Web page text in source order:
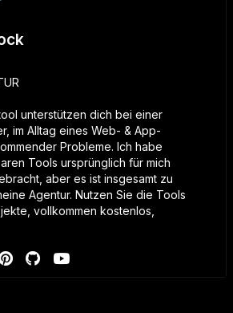
unterstützen dich bei einer
im Alltag eines Web- & App-
Probleme. Ich habe
Tools ursprünglich für mich
aber es ist insgesamt zu
Agentur. Nutzen Sie die Tools
vollkommen kostenlos,